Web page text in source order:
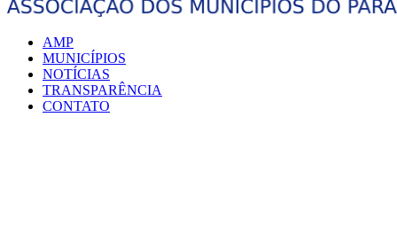
AMP
MUNICÍPIOS
NOTÍCIAS
TRANSPARÊNCIA
CONTATO